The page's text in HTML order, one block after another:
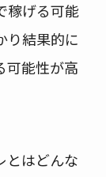
稼げる可能
り結果的に
可能性が高
とはどんな